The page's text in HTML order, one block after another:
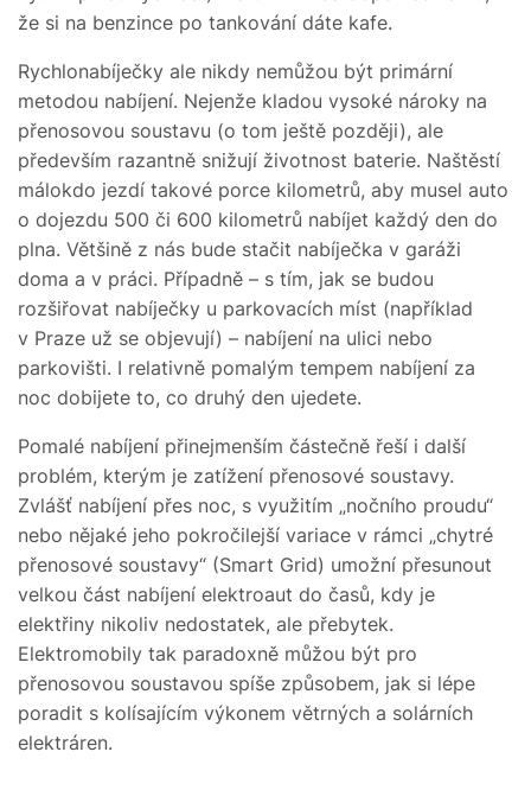
že si na benzince po tankování dáte kafe.
Rychlonabíječky ale nikdy nemůžou být primární
metodou nabíjení. Nejenže kladou vysoké nároky na
přenosovou soustavu (o tom ještě později), ale
především razantně snižují životnost baterie. Naštěstí
málokdo jezdí takové porce kilometrů, aby musel auto
o dojezdu 500 či 600 kilometrů nabíjet každý den do
plna. Většině z nás bude stačit nabíječka v garáži
doma a v práci. Případně – s tím, jak se budou
rozšiřovat nabíječky u parkovacích míst (například
v Praze už se objevují) – nabíjení na ulici nebo
parkovišti. I relativně pomalým tempem nabíjení za
noc dobijete to, co druhý den ujedete.
Pomalé nabíjení přinejmenším částečně řeší i další
problém, kterým je zatížení přenosové soustavy.
Zvlášť nabíjení přes noc, s využitím „nočního proudu“
nebo nějaké jeho pokročilejší variace v rámci „chytré
přenosové soustavy“ (Smart Grid) umožní přesunout
velkou část nabíjení elektroaut do časů, kdy je
elektřiny nikoliv nedostatek, ale přebytek.
Elektromobily tak paradoxně můžou být pro
přenosovou soustavou spíše způsobem, jak si lépe
poradit s kolísajícím výkonem větrných a solárních
elektráren.